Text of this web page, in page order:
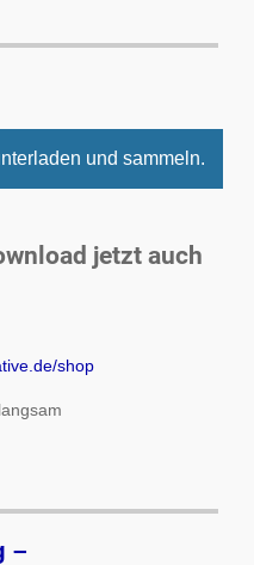
und sammeln.
jetzt auch
shop
–